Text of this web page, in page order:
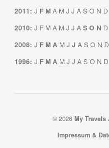
2011 : J F M A M J J A S O N D
2010: J F M A M J J A S O N D
2008: J F M A M J J A S O N D
1996: J F M A M J J A S O N D
© 2026 My Travels
Impressum &